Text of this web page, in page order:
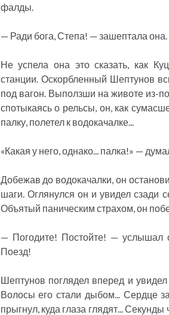
фалды.
— Ради бога, Степа! — зашептала
Не успела она это сказать, как
станции. Оскорбленный Шептунов
под вагон. Выползши на животе из-
спотыкаясь о рельсы, он, как
палку, полетел к водокачалке...
«Какая у него, однако... палка!» —
Добежав до водокачалки, он
шаги. Оглянулся он и увидел сзади
Объятый паническим страхом, он
— Погодите! Постойте! — услышал
Поезд!
Шептунов поглядел вперед и
Волосы его стали дыбом... Сердце
прыгнул, куда глаза глядят...